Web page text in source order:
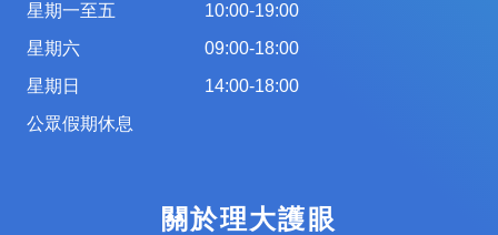
星期一至五
星期六
星期日
公眾假期休息
10:00-19:00
09:00-18:00
14:00-18:00
關於理大護眼